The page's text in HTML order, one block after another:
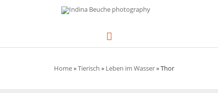
Hauptmenü
Home»Tierisch » Leben im Wasser»Thor